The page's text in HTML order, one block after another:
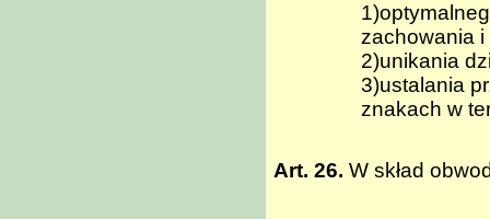
zachowania
2)unikania
3)ustalania
znakach w
Art. 26. W skład